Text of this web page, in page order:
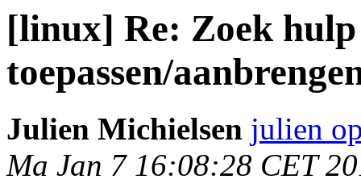
[linux] Re: Zoek
toepassen/
Julien Michielsen julien
Ma Jan 7 16:08:28 CET